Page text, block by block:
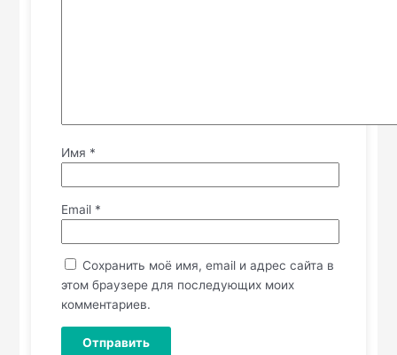
Имя *
Email *
Сохранить моё имя, email и адрес сайта в
этом браузере для последующих моих
комментариев.